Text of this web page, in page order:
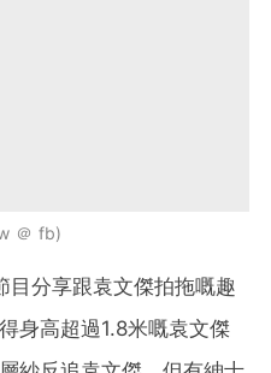
＠ fb
目分享跟袁文傑拍拖嘅趣
身高超過1.8米嘅袁文傑